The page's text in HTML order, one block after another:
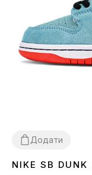
Додати
3637 38394041 42
NIKE SB